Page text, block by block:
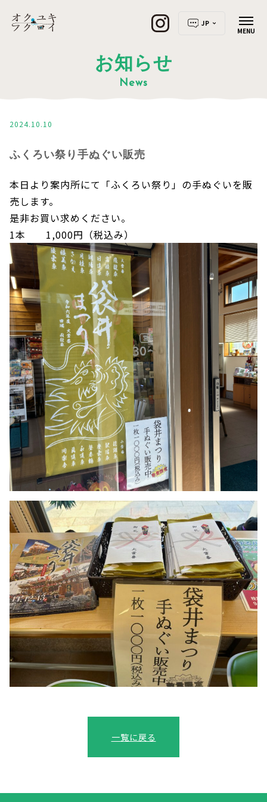
JP
お知らせ
News
2024.10.10
ふくろい祭り手ぬぐい販売
本日より案内所にて「ふくろい祭り」の手ぬぐいを販
売します。
是非お買い求めください。
1本 1,000円（税込み）
一覧に戻る